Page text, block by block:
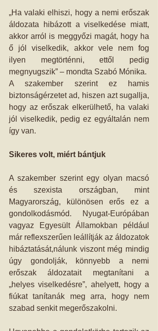
„Ha valaki elhiszi, hogy a nemi erőszak
áldozata hibázott a viselkedése miatt,
akkor arról is meggyőzi magát, hogy ha
ő jól viselkedik, akkor vele nem fog
ilyen megtörténni, ettől pedig
megnyugszik” – mondta Szabó Mónika.
A szakember szerint ez hamis
biztonságérzetet ad, hiszen azt sugallja,
hogy az erőszak elkerülhető, ha valaki
jól viselkedik, pedig ez egyáltalán nem
így van.
Sikeres volt, miért bántjuk
A szakember szerint egy olyan macsó
és szexista országban, mint
Magyarország, különösen erős ez a
gondolkodásmód. Nyugat-Európában
vagyaz Egyesült Államokban például
már reflexszerűen leállítják az áldozatok
hibáztatását,nálunk viszont még mindig
úgy gondolják, könnyebb a nemi
erőszak áldozatait megtanítani a
„helyes viselkedésre”, ahelyett, hogy a
fiúkat tanítanák meg arra, hogy nem
szabad senkit megerőszakolni.